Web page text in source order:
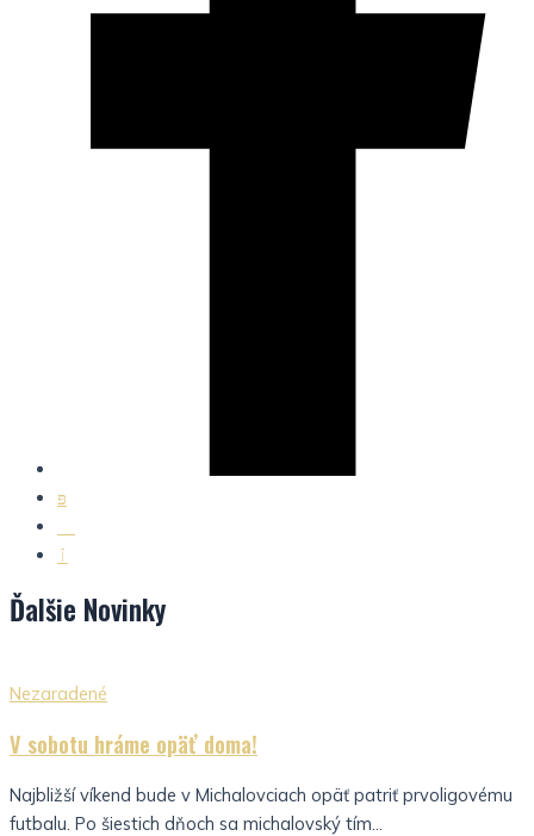
Ďalšie Novinky
Nezaradené
V sobotu hráme opäť doma!
Najbližší víkend bude v Michalovciach opäť patriť prvoligovému
futbalu. Po šiestich dňoch sa michalovský tím...